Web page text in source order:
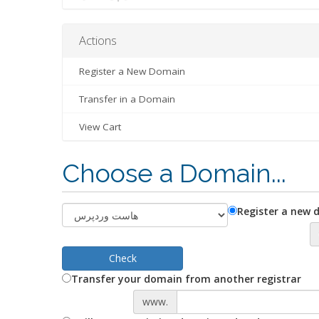
Actions
Register a New Domain
Transfer in a Domain
View Cart
Choose a Domain...
Register a new
Check
Transfer your domain from another registrar
www.